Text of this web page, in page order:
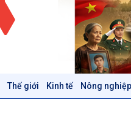
Thế giới Kinh tế Nông